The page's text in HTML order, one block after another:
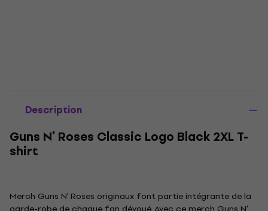
Description
Guns N' Roses Classic Logo Black 2XL T-
shirt
Merch Guns N' Roses originaux font partie intégrante de la